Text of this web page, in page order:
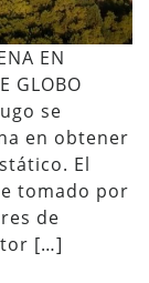
EN
GLOBO
se
en obtener
El
tomado por
de
[…]